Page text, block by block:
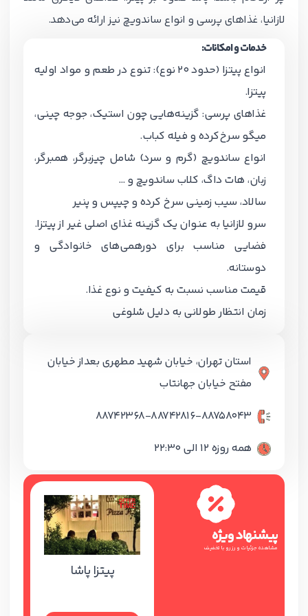
لازانیا، غذاهای پرسی و انواع ساندویچ نیز ارائه می‌دهد.
خدمات و امکانات:
انواع پیتزا (حدود ۲۰ نوع): تنوع در طعم و مواد اولیه
پیتزا.
غذاهای پرسی: گزینه‌هایی چون استیک، جوجه چینی،
میگو سرخ‌کرده و فیله کباب.
انواع ساندویچ (گرم و سرد) شامل چیزبرگر، همبرگر،
زبان، هات داگ، کلاب ساندویچ و …
سالاد، سیب زمینی سرخ کرده و چیپس و پنیر
سرو لازانیا به عنوان یک گزینه غذای اصلی غیر از پیتزا.
فضایی مناسب برای دورهمی‌های خانوادگی و
دوستانه.
قیمت مناسب نسبت به کیفیت و نوع غذا.
زمان انتظار طولانی به دلیل شلوغی
استان تهران، خیابان شهید مطهری بعداز خیابان
مفتح خیابان جهانتاب
88742368-88742816-88758043
همه روزه 12 الی 22:30
پیشنهاد ویژه
مشاهده جزئیات و رزرو با تخفیف
پیتزا پاشا